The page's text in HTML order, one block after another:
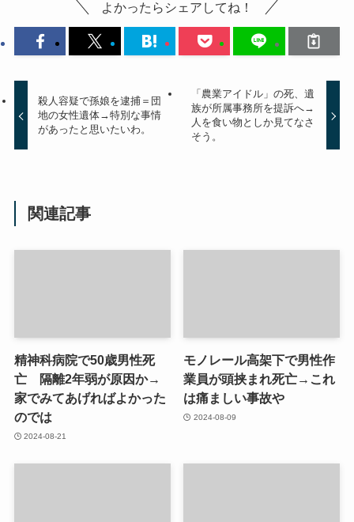
よかったらシェアしてね！
殺人容疑で孫娘を逮捕＝団
地の女性遺体→特別な事情
があったと思いたいわ。
「農業アイドル」の死、遺
族が所属事務所を提訴へ→
人を食い物としか見てなさ
そう。
関連記事
精神科病院で50歳男性死
亡 隔離2年弱が原因か→
家でみてあげればよかった
のでは
2024-08-21
モノレール高架下で男性作
業員が頭挟まれ死亡→これ
は痛ましい事故や
2024-08-09